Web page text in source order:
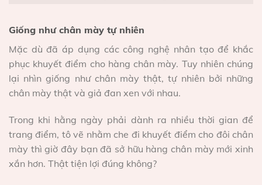
Giống như chân mày tự nhiên
Mặc dù đã áp dụng các công nghệ nhân tạo để khắc
phục khuyết điểm cho hàng chân mày. Tuy nhiên chúng
lại nhìn giống như chân mày thật, tự nhiên bởi những
chân mày thật và giả đan xen với nhau.
Trong khi hằng ngày phải dành ra nhiều thời gian để
trang điểm, tô vẽ nhằm che đi khuyết điểm cho đôi chân
mày thì giờ đây bạn đã sở hữu hàng chân mày mới xinh
xắn hơn. Thật tiện lợi đúng không?